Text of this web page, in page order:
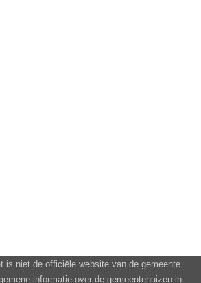
is niet de officiële website van de gemeente.
informatie over de gemeentehuizen in